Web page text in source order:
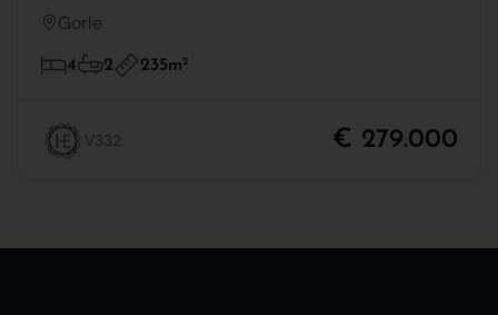
Gorle
4 2 235m2
V332 € 279.000